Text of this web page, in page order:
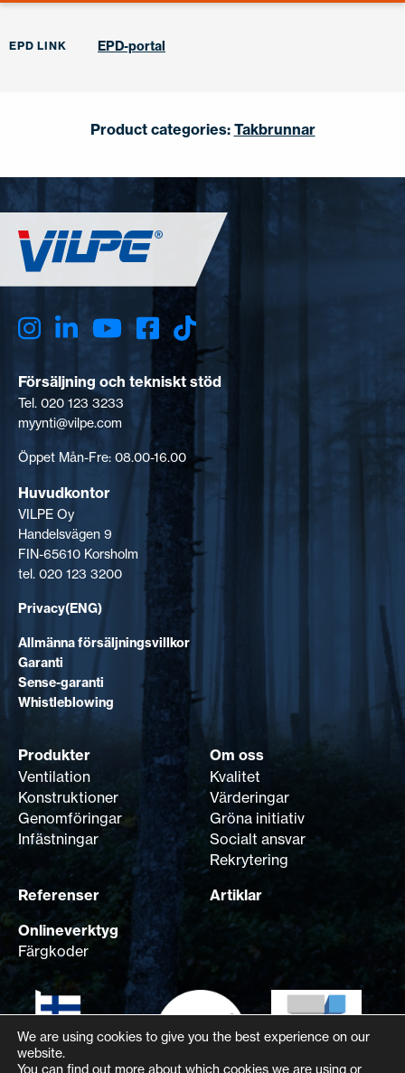
EPD LINK EPD-portal
Product categories: Takbrunnar
Försäljning och tekniskt stöd
Tel. 020 123 3233
myynti@vilpe.com
Öppet Mån-Fre: 08.00-16.00
Huvudkontor
VILPE Oy
Handelsvägen 9
FIN-65610 Korsholm
tel. 020 123 3200
Privacy(ENG)
Allmänna försäljningsvillkor
Garanti
Sense-garanti
Whistleblowing
Produkter
Ventilation
Konstruktioner
Genomföringar
Infästningar
Om oss
Kvalitet
Värderingar
Gröna initiativ
Socialt ansvar
Rekrytering
Referenser
Artiklar
Onlineverktyg
Färgkoder
We are using cookies to give you the best experience on our
website.
You can find out more about which cookies we are using or